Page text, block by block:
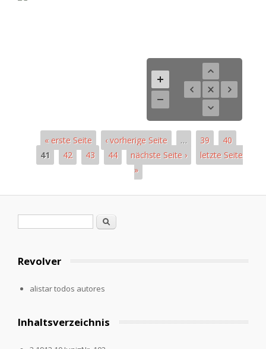
« erste Seite ‹ vorherige Seite … 39
40
41
42 43 44 nächste Seite ›
letzte Seite
»
Formulario de búsqueda
Buscar
Revolver
alistar todos autores
Inhaltsverzeichnis